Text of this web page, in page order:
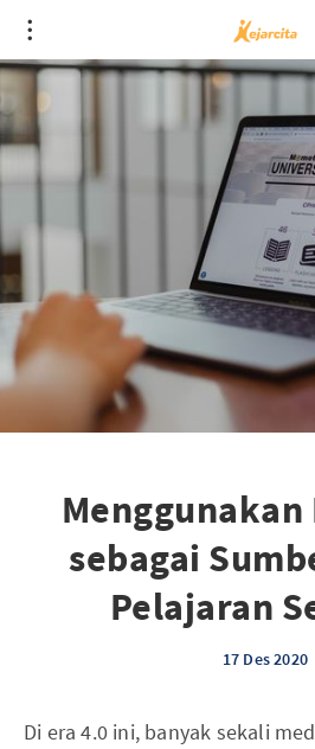
sebagai
Pelajaran
17 Des 2020
Di era 4.0 ini, banyak sekali